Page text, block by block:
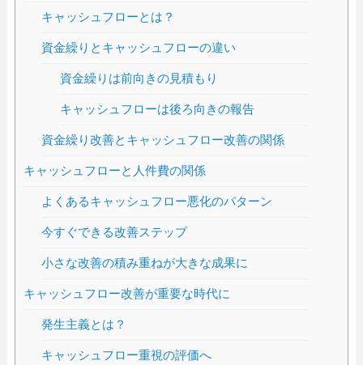
キャッシュフローとは？
資金繰りとキャッシュフローの違い
資金繰りは前向きの見積もり
キャッシュフローは後ろ向きの報告
資金繰り改善とキャッシュフロー改善の関係
キャッシュフローと人件費の関係
よくあるキャッシュフロー悪化のパターン
今すぐできる改善ステップ
小さな改善の積み重ねが大きな成果に
キャッシュフロー改善が重要な時代に
発生主義とは？
キャッシュフロー重視の評価へ